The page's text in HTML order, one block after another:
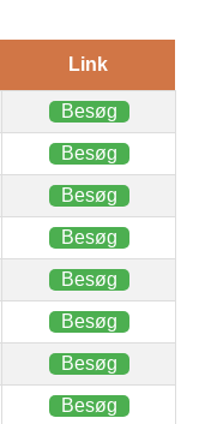
Link
Besøg
Besøg
Besøg
Besøg
Besøg
Besøg
Besøg
Besøg